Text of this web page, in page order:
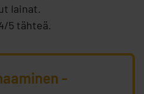
lainat.
5 tähteä.
-